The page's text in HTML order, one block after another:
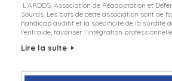
L’ARDDS, Association de Réadaptation et
Sourds. Les buts de cette association sont de
handicap auditif et la spécificité de la surdité
l’entraide, favoriser l’intégration
Lire la suite